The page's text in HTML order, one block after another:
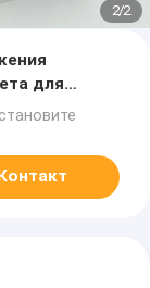
2/2
для